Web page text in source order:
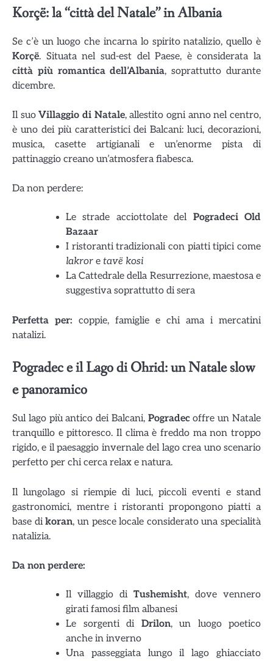
Korçë: la “città del Natale” in Albania
Se c’è un luogo che incarna lo spirito natalizio, quello è
Korçë. Situata nel sud-est del Paese, è considerata la
città più romantica dell’Albania, soprattutto durante
dicembre.
Il suoVillaggio di Natale, allestito ogni anno nel centro,
è uno dei più caratteristici dei Balcani: luci, decorazioni,
musica, casette artigianali e un’enorme pista di
pattinaggio creano un’atmosfera fiabesca.
Da non perdere:
Le strade acciottolate del Pogradeci Old
Bazaar
I ristoranti tradizionali con piatti tipici come
lakror e tavë kosi
La Cattedrale della Resurrezione, maestosa e
suggestiva soprattutto di sera
Perfetta per: coppie, famiglie e chi ama i mercatini
natalizi.
Pogradec e il Lago di Ohrid: un Natale slow
e panoramico
Sul lago più antico dei Balcani, Pogradecoffre un Natale
tranquillo e pittoresco. Il clima è freddo ma non troppo
rigido, e il paesaggio invernale del lago crea uno scenario
perfetto per chi cerca relax e natura.
Il lungolago si riempie di luci, piccoli eventi e stand
gastronomici, mentre i ristoranti propongono piatti a
base dikoran, un pesce locale considerato una specialità
natalizia.
Da non perdere:
Il villaggio di Tushemisht, dove vennero
girati famosi film albanesi
Le sorgenti di Drilon, un luogo poetico
anche in inverno
Una passeggiata lungo il lago ghiacciato